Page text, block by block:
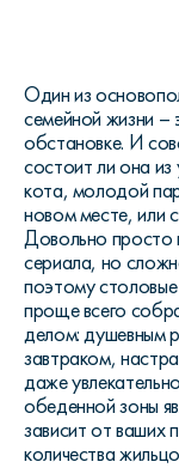
Один из
семейной жизни
обстановке. И
состоит ли она из
кота, молодой
новом месте, или
Довольно просто
сериала, но
поэтому
проще всего
делом: душевным
завтраком,
даже
обеденной зоны
зависит от ваших
количества